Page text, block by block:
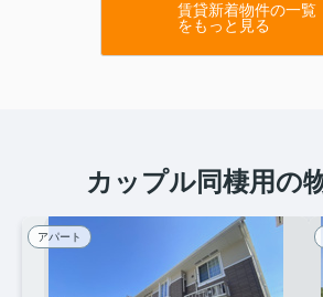
賃貸新着物件の一覧
をもっと見る
カップル同棲用の
アパート